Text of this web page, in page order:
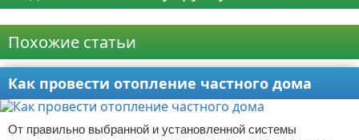
Похожие статьи
Как провести отопление частного дома
От правильно выбранной и установленной системы